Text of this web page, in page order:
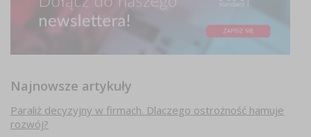
Najnowsze artykuły
Paraliż decyzyjny w firmach. Dlaczego ostrożność hamuje
rozwój?